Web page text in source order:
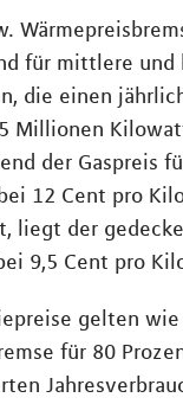
für mittlere und
die einen
Millionen
der Gaspreis
12 Cent pro
liegt der
9,5 Cent pro
gelten
für 80